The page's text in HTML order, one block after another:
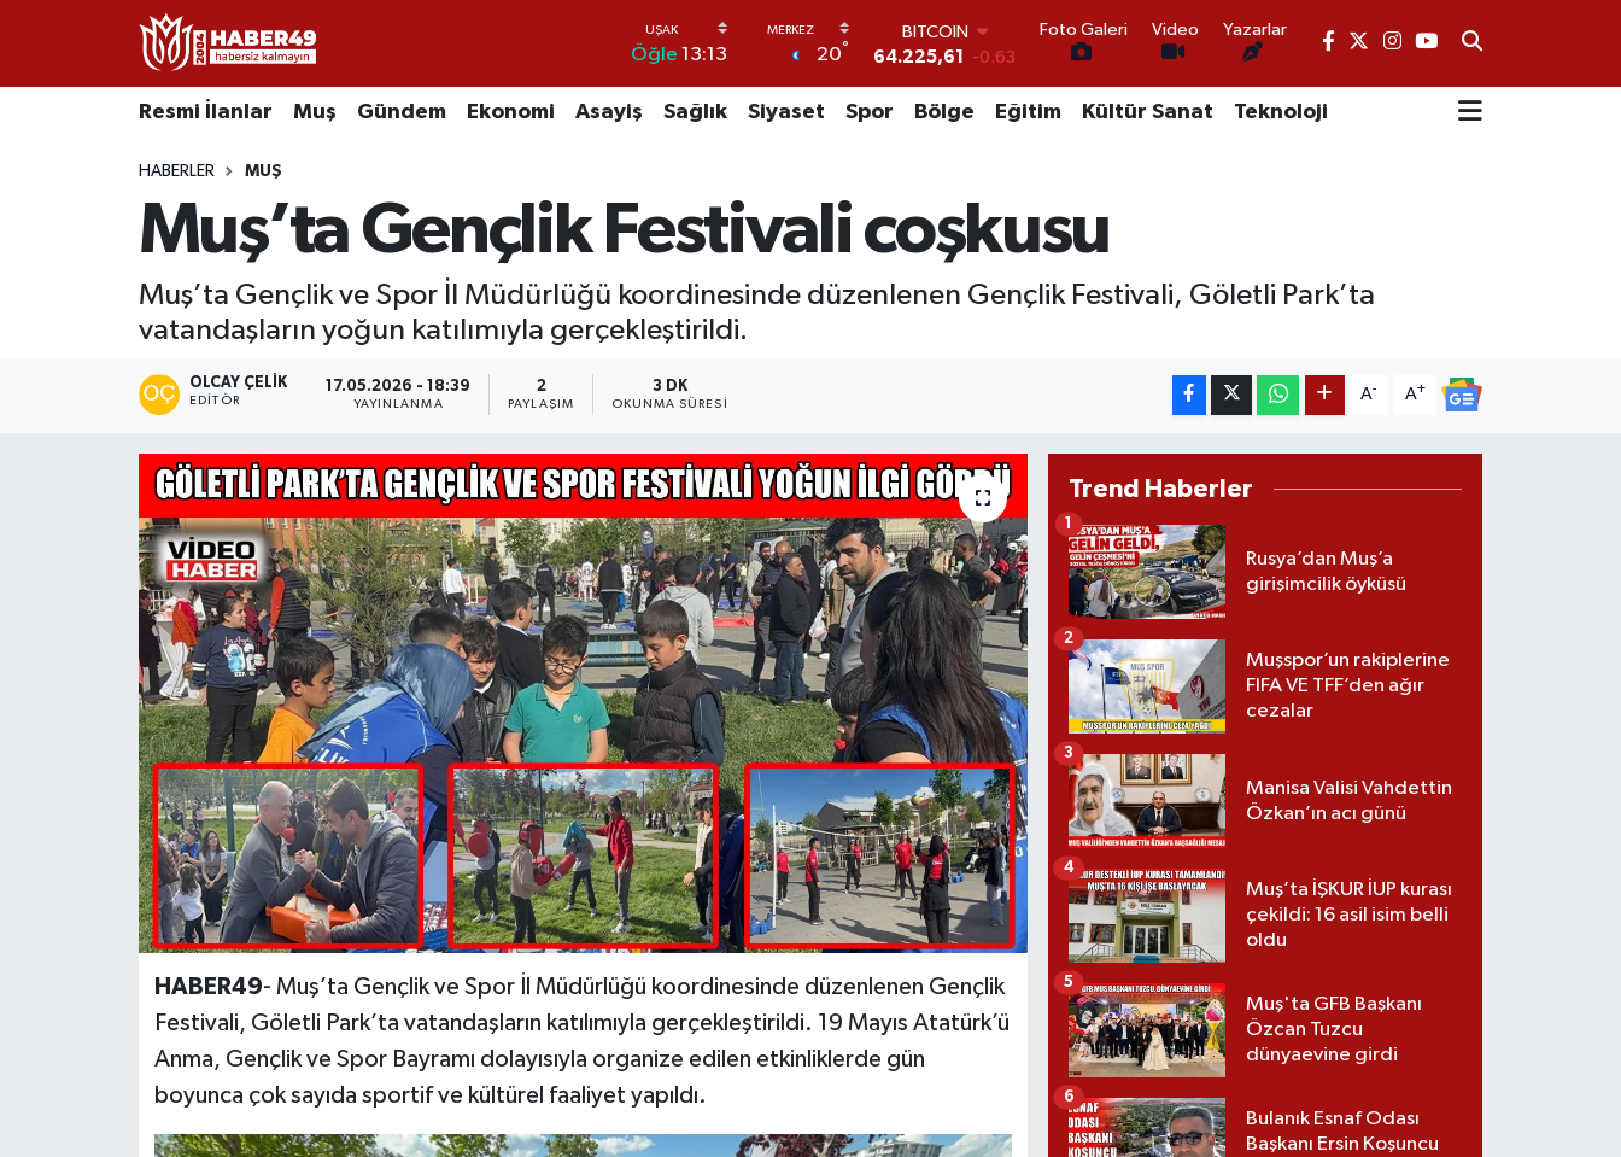
Öğle 13:13 20°
DOLAR
47,7143
0.16
55,0317 -0.02
BİST100
13.799
BITCOIN
Foto Galeri Video Yazarlar
Resmi İlanlar Muş Gündem Ekonomi Asayiş Sağlık Siyaset Spor Bölge Eğitim Kültür Sanat Teknoloji
HABERLER MUŞ
Muş’ta Gençlik Festivali coşkusu
Muş’ta Gençlik ve Spor İl Müdürlüğü koordinesinde düzenlenen Gençlik Festivali, Göletli Park’ta
vatandaşların yoğun katılımıyla gerçekleştirildi.
OLCAY ÇELIK
EDITÖR
17.05.2026 - 18:39
YAYINLANMA
2
PAYLAŞIM
3 DK
OKUNMA SÜRESI
A- A+
HABER49- Muş’ta Gençlik ve Spor İl Müdürlüğü koordinesinde düzenlenen Gençlik
Festivali, Göletli Park’ta vatandaşların katılımıyla gerçekleştirildi. 19 Mayıs Atatürk’ü
Anma, Gençlik ve Spor Bayramı dolayısıyla organize edilen etkinliklerde gün
boyunca çok sayıda sportif ve kültürel faaliyet yapıldı.
Trend Haberler
Rusya’dan Muş’a
girişimcilik öyküsü
1
Muşspor’un rakiplerine
FIFA VE TFF’den ağır
cezalar
2
Manisa Valisi Vahdettin
Özkan’ın acı günü
3
Muş’ta İŞKUR İUP kurası
çekildi: 16 asil isim belli
oldu
4
Muş'ta GFB Başkanı
Özcan Tuzcu
dünyaevine girdi
5
Bulanık Esnaf Odası
Başkanı Ersin Koşuncu
6
Resmi İlanlar
Ekonomi
Gündem
Siyaset
Kültür Sanat
Hasköy
Bulanık
Malazgirt
Uşak Nöbetçi Eczaneler
Uşak Namaz Vakitleri
TFF 2.Lig Kırmızı Grup Puan Durumu ve Fikstür
Tüm Manşetler
Son Dakika Haberleri
Haber Arşivi